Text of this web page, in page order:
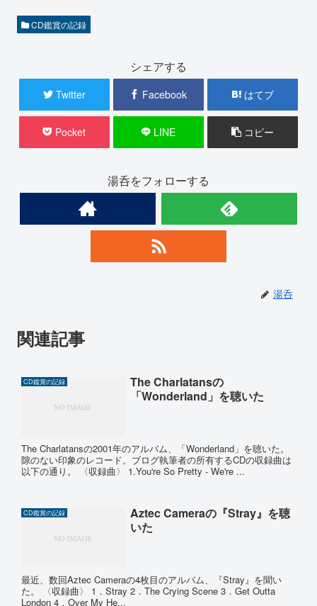
CD鑑賞の記録
シェアする
Twitter Facebook はてブ
Pocket LINE コピー
湯呑をフォローする
湯呑
関連記事
CD鑑賞の記録
The Charlatansの
「Wonderland」を聴いた
The Charlatansの2001年のアルバム、「Wonderland」を聴いた。
隙のない印象のレコード。ブログ執筆者の所有するCDの収録曲は
以下の通り。 〈収録曲〉 1.You're So Pretty ‐ We're ...
CD鑑賞の記録
Aztec Cameraの『Stray』を聴
いた
最近、数回Aztec Cameraの4枚目のアルバム、『Stray』を聞い
た。 〈収録曲〉 1．Stray 2．The Crying Scene 3．Get Outta
London 4．Over My He...